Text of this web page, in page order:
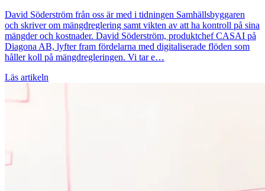
David Söderström från oss är med i tidningen Samhällsbyggaren
och skriver om mängdreglering samt vikten av att ha kontroll på sina
mängder och kostnader. David Söderström, produktchef CASAI på
Diagona AB, lyfter fram fördelarna med digitaliserade flöden som
håller koll på mängdregleringen. Vi tar e…
Läs artikeln